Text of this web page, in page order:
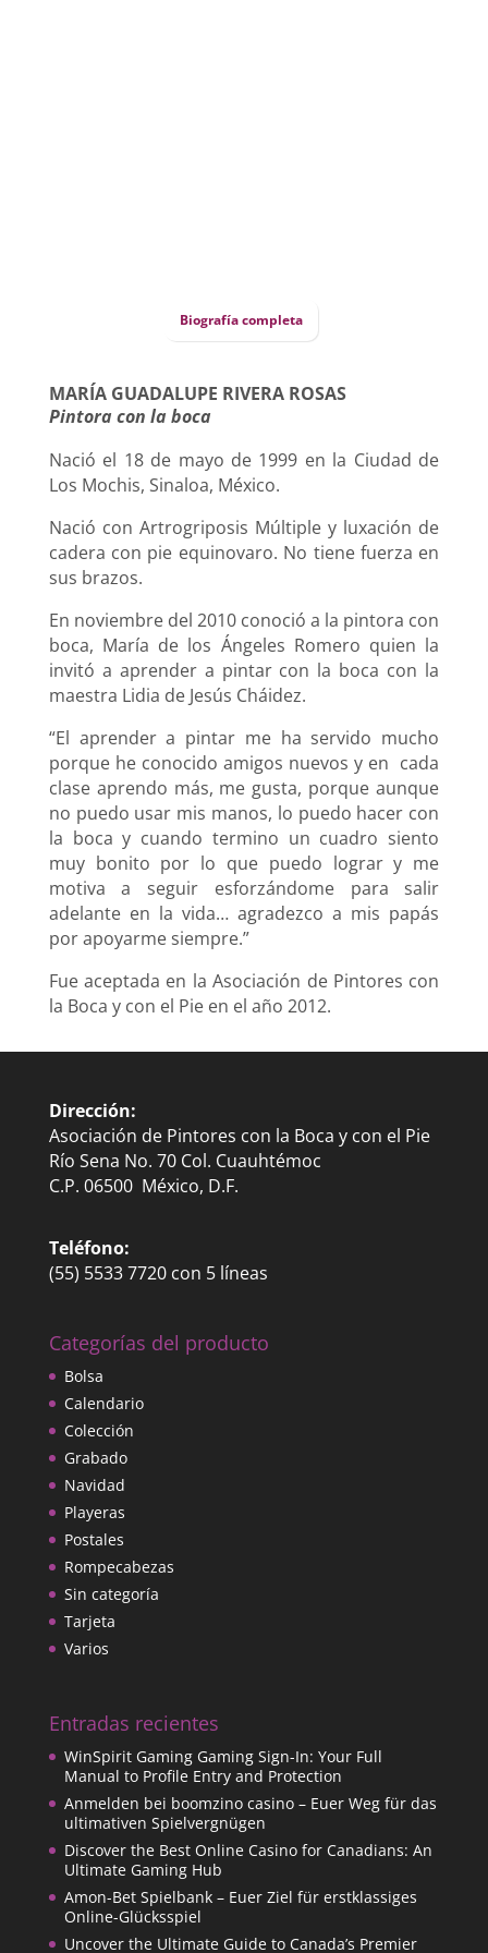
Biografía completa
MARÍA GUADALUPE RIVERA ROSAS
Pintora con la boca
Nació el 18 de mayo de 1999 en la Ciudad de
Los Mochis, Sinaloa, México.
Nació con Artrogriposis Múltiple y luxación de
cadera con pie equinovaro. No tiene fuerza en
sus brazos.
En noviembre del 2010 conoció a la pintora con
boca, María de los Ángeles Romero quien la
invitó a aprender a pintar con la boca con la
maestra Lidia de Jesús Cháidez.
“El aprender a pintar me ha servido mucho
porque he conocido amigos nuevos y en cada
clase aprendo más, me gusta, porque aunque
no puedo usar mis manos, lo puedo hacer con
la boca y cuando termino un cuadro siento
muy bonito por lo que puedo lograr y me
motiva a seguir esforzándome para salir
adelante en la vida… agradezco a mis papás
por apoyarme siempre.”
Fue aceptada en la Asociación de Pintores con
la Boca y con el Pie en el año 2012.
Dirección:
Asociación de Pintores con la Boca y con el Pie
Río Sena No. 70 Col. Cuauhtémoc
C.P. 06500 México, D.F.
Teléfono:
(55) 5533 7720 con 5 líneas
Categorías del producto
Bolsa
Calendario
Colección
Grabado
Navidad
Playeras
Postales
Rompecabezas
Sin categoría
Tarjeta
Varios
Entradas recientes
WinSpirit Gaming Gaming Sign-In: Your Full
Manual to Profile Entry and Protection
Anmelden bei boomzino casino – Euer Weg für das
ultimativen Spielvergnügen
Discover the Best Online Casino for Canadians: An
Ultimate Gaming Hub
Amon-Bet Spielbank – Euer Ziel für erstklassiges
Online-Glücksspiel
Uncover the Ultimate Guide to Canada’s Premier